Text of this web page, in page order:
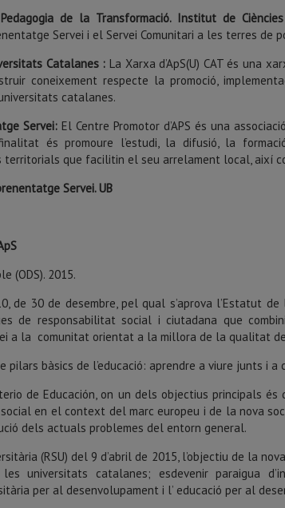
de la Transformació. Institut de Ciències
Servei i el Servei Comunitari a les terres de
Catalanes : La Xarxa d’ApS(U) CAT és una
coneixement respecte la promoció,
catalanes.
Servei:El Centre Promotor d’APS és una
és promoure l’estudi, la difusió, la
territorials que facilitin el seu arrelament local, així
Servei. UB
(ODS). 2015.
de 30 de desembre, pel qual s’aprova l’Estatut de
de responsabilitat social i ciutadana que
a la comunitat orientat a la millora de la qualitat
pilars bàsics de l’educació: aprendre a viure junts i
de Educación, on un dels objectius principals
en el context del marc europeu i de la nova
dels actuals problemes del entorn general.
(RSU) del 9 d’abril de 2015, l’objectiu de la
universitats catalanes; esdevenir paraigua
per al desenvolupament i l’ educació per al